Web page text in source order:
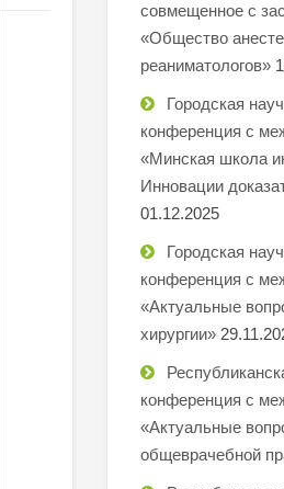
совмещенное с
«Общество
реаниматологов»
Городская
конференция с
«Минская школа
Инновации
01.12.2025
Городская
конференция с
«Актуальные
хирургии»
конференция с
«Актуальные
общеврачебной